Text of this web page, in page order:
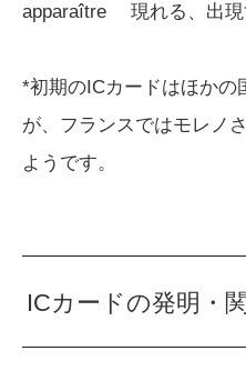
apparaître 現れる、出現
*初期のICカードはほかの
が、フランスではモレノ
ようです。
ICカードの発明・